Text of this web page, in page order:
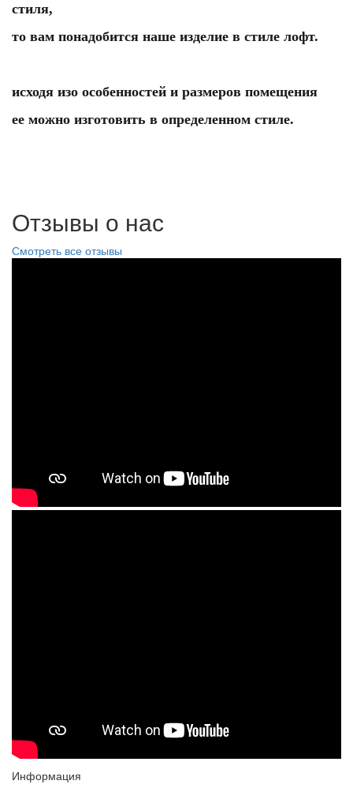
стиля,
то вам понадобится наше изделие в стиле лофт.
исходя изо особенностей и размеров помещения
ее можно изготовить в определенном стиле.
Отзывы о нас
Смотреть все отзывы
Информация